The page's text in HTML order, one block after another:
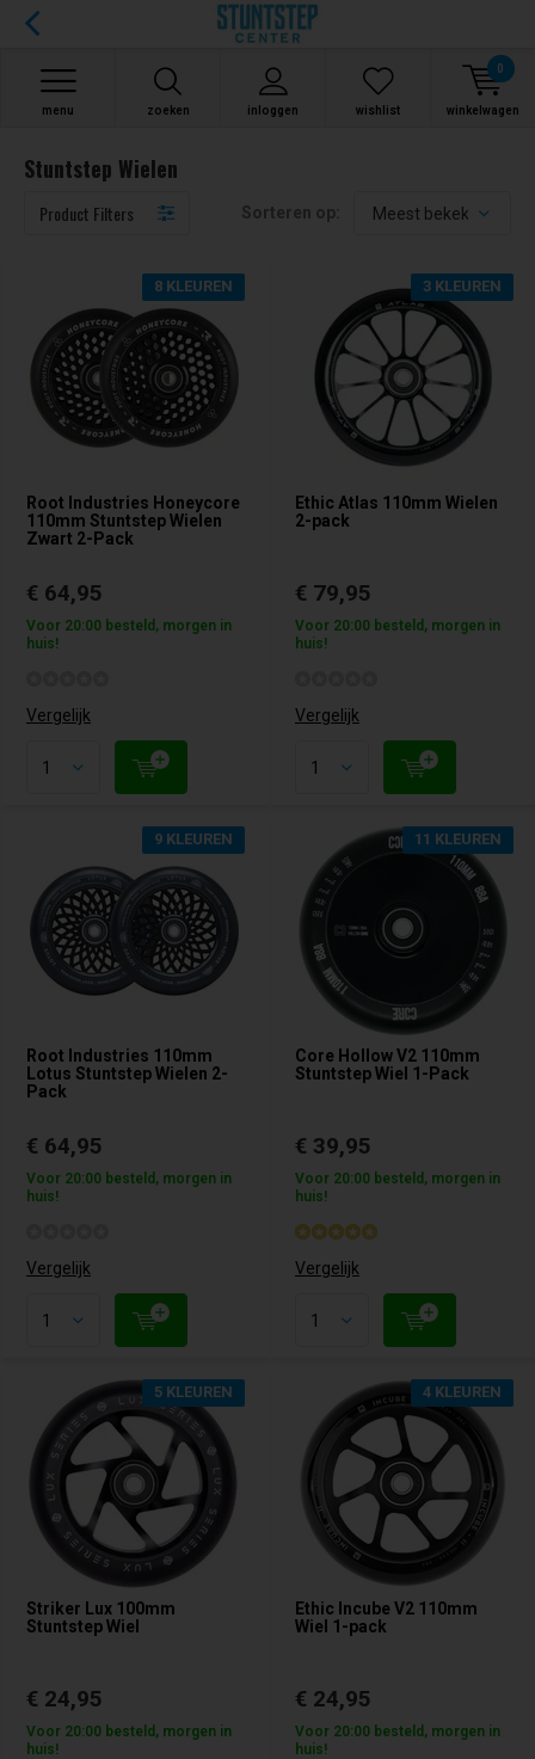
zoeken inloggen
menu wishlist winkelwagen
0
Stuntstep Wielen
Product Filters Sorteren op:
Root Industries Honeycore
110mm Stuntstep Wielen
Zwart 2-Pack
8 KLEUREN
€ 64,95
Voor 20:00 besteld, morgen in
huis!
Vergelijk
Ethic Atlas 110mm Wielen
2-pack
3 KLEUREN
€ 79,95
Voor 20:00 besteld, morgen in
huis!
Vergelijk
Root Industries 110mm
Lotus Stuntstep Wielen 2-
Pack
9 KLEUREN
€ 64,95
Voor 20:00 besteld, morgen in
huis!
Vergelijk
Core Hollow V2 110mm
Stuntstep Wiel 1-Pack
11 KLEUREN
€ 39,95
Voor 20:00 besteld, morgen in
huis!
Vergelijk
Striker Lux 100mm
Stuntstep Wiel
5 KLEUREN
€ 24,95
Voor 20:00 besteld, morgen in
huis!
Ethic Incube V2 110mm
Wiel 1-pack
4 KLEUREN
€ 24,95
Voor 20:00 besteld, morgen in
huis!